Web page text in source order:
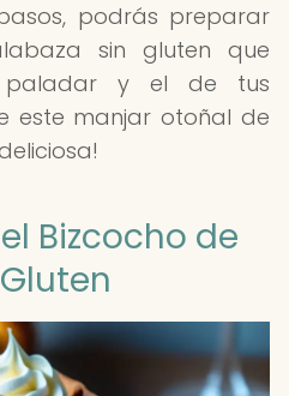
podrás preparar
sin gluten que
paladar y el de tus
este manjar otoñal de
Bizcocho de